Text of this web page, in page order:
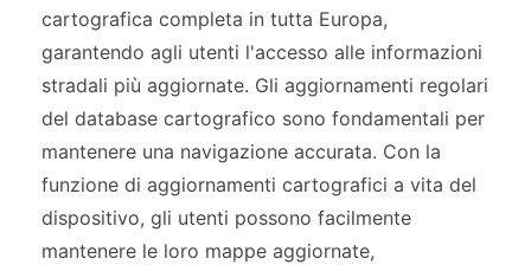
cartografica completa in tutta Europa,
garantendo agli utenti l'accesso alle informazioni
stradali più aggiornate. Gli aggiornamenti regolari
del database cartografico sono fondamentali per
mantenere una navigazione accurata. Con la
funzione di aggiornamenti cartografici a vita del
dispositivo, gli utenti possono facilmente
mantenere le loro mappe aggiornate,